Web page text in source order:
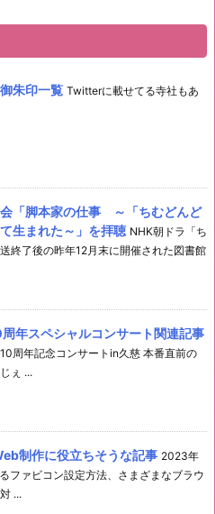
朱印一覧 Twitterに載せてる寺社もあ
「脚本家の仕事 ～「ちむどんど
生まれた～」を拝聴 NHK朝ドラ「ち
終了後の昨年12月末に開催された図書館
年スペシャルコンサート関連記事
周年記念コンサートin久慈 本番直前の
ぇ ...
制作に役立ちそうな記事 2023年
ファビコン設定方法、さまざまなブラウ
...